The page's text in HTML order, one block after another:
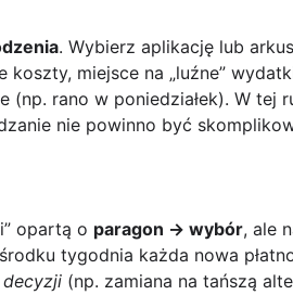
. Wybierz aplikację lub
koszty, miejsce na „luźne”
(np. rano w poniedziałek). W
nie powinno być
opartą o paragon → wybór, ale
tygodnia każda nowa
(np. zamiana na tańszą